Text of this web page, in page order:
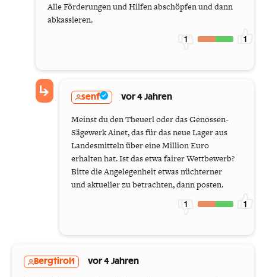
Alle Förderungen und Hilfen abschöpfen und dann
abkassieren.
1 1
senf vor 4 Jahren
Meinst du den Theuerl oder das Genossen-
Sägewerk Ainet, das für das neue Lager aus
Landesmitteln über eine Million Euro
erhalten hat. Ist das etwa fairer Wettbewerb?
Bitte die Angelegenheit etwas nüchterner
und aktueller zu betrachten, dann posten.
1 1
Bergtirol1 vor 4 Jahren